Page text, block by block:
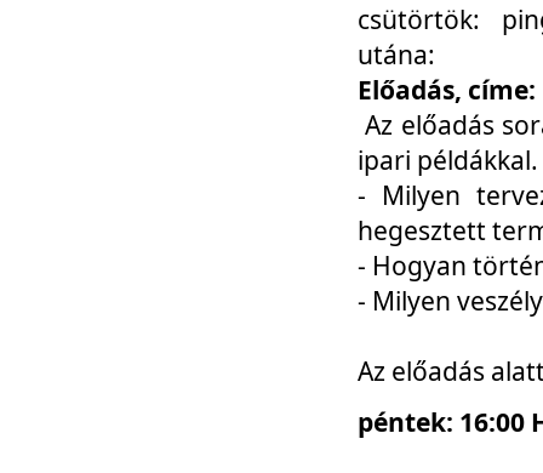
csütörtök:
utána:
Előadás,
Az előadás
ipari
- Milyen
hegesztett
- Hogyan
- Milyen
Az előadás
péntek: 16:00